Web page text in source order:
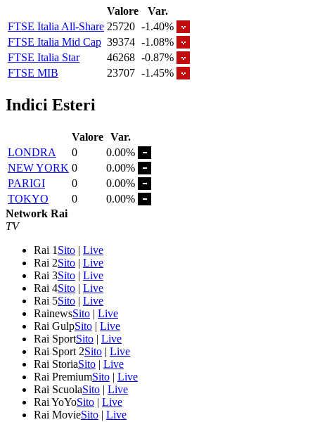
Valore
Var.
FTSE Italia All-Share 25720 -1.40%
FTSE Italia Mid Cap 39374 -1.08%
FTSE Italia Star
46268 -0.87%
FTSE MIB
23707 -1.45%
Indici Esteri
Valore Var.
LONDRA
0
0.00%
NEW YORK 0
0.00%
PARIGI
0
0.00%
TOKYO
0
0.00%
Network Rai
TV
Rai 1 Sito | Live
Rai 2Sito | Live
Rai 3Sito | Live
Rai 4Sito | Live
Rai 5Sito | Live
RainewsSito | Live
Rai GulpSito | Live
Rai SportSito | Live
Rai Sport 2Sito | Live
Rai StoriaSito | Live
Rai PremiumSito | Live
Rai ScuolaSito | Live
Rai YoYoSito | Live
Rai MovieSito | Live